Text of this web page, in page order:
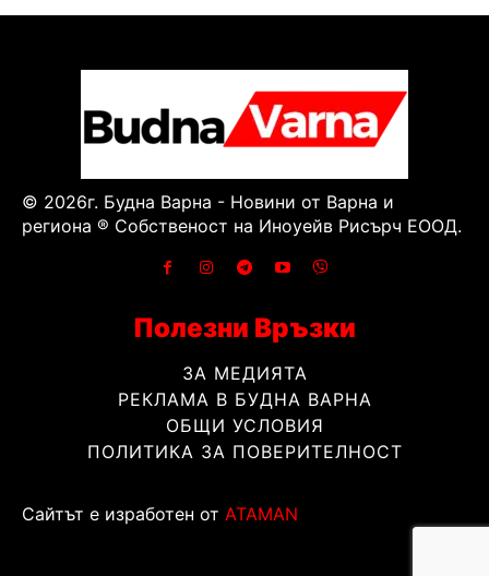
© 2026г. Будна Варна - Новини от Варна и
региона ® Собственост на Иноуейв Рисърч ЕООД.
Полезни Връзки
ЗА МЕДИЯТА
РЕКЛАМА В БУДНА ВАРНА
ОБЩИ УСЛОВИЯ
ПОЛИТИКА ЗА ПОВЕРИТЕЛНОСТ
Сайтът е изработен от ATAMAN